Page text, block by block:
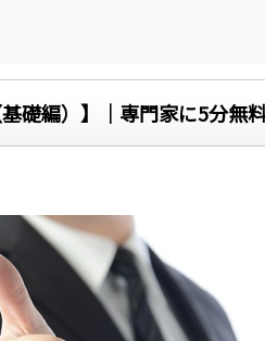
礎編）】｜専門家に5分無